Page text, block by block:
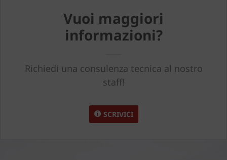
Vuoi maggiori
informazioni?
Richiedi una consulenza tecnica al nostro
staff!
SCRIVICI